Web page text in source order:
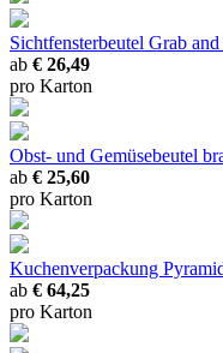
Sichtfensterbeutel Grab
ab € 26,49
pro Karton
Obst- und Gemüsebeutel
ab € 25,60
pro Karton
Kuchenverpackung
ab € 64,25
pro Karton